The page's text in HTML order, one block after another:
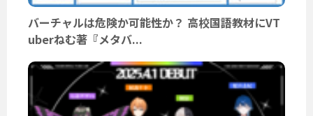
バーチャルは危険か可能性か？ 高校国語教材にVT
uberねむ著『メタバ...